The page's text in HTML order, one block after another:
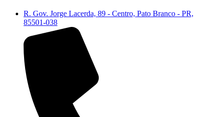
R. Gov. Jorge Lacerda, 89 - Centro, Pato Branco - PR,
85501-038